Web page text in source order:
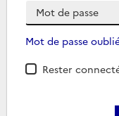
Mot de passe
Rester